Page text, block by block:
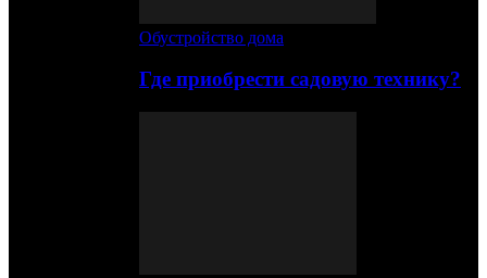
Обустройство дома
Где приобрести садовую технику?